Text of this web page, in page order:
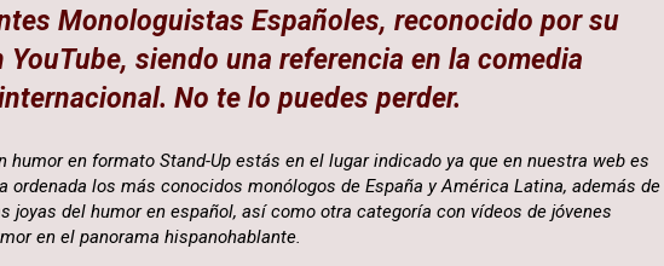
Monologuistas Españoles, reconocido por su
YouTube, siendo una referencia en la comedia
No te lo puedes perder.
humor en formato Stand-Up estás en el lugar indicado ya que en nuestra web es
ordenada los más conocidos monólogos de España y América Latina, además de
joyas del humor en español, así como otra categoría con vídeos de jóvenes
en el panorama hispanohablante.